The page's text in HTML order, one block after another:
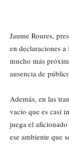
Jaume Roures,
en declaraciones
mucho más
ausencia de
Además, en las
vacío que es casi
juega el
ese ambiente que